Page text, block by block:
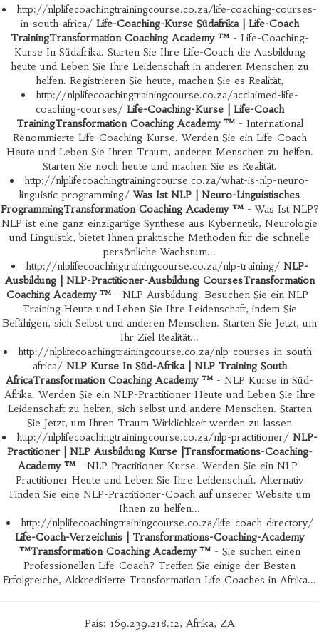
http://nlplifecoachingtrainingcourse.co.za/life-coaching-courses-
in-south-africa/ Life-Coaching-Kurse Südafrika | Life-Coach
TrainingTransformation Coaching Academy ™- Life-Coaching-
Kurse In Südafrika. Starten Sie Ihre Life-Coach die Ausbildung
heute und Leben Sie Ihre Leidenschaft in anderen Menschen zu
helfen. Registrieren Sie heute, machen Sie es Realität,
http://nlplifecoachingtrainingcourse.co.za/acclaimed-life-
coaching-courses/ Life-Coaching-Kurse | Life-Coach
TrainingTransformation Coaching Academy ™- International
Renommierte Life-Coaching-Kurse. Werden Sie ein Life-Coach
Heute und Leben Sie Ihren Traum, anderen Menschen zu helfen.
Starten Sie noch heute und machen Sie es Realität.
http://nlplifecoachingtrainingcourse.co.za/what-is-nlp-neuro-
linguistic-programming/ Was Ist NLP | Neuro-Linguistisches
ProgrammingTransformation Coaching Academy ™- Was Ist NLP?
NLP ist eine ganz einzigartige Synthese aus Kybernetik, Neurologie
und Linguistik, bietet Ihnen praktische Methoden für die schnelle
persönliche Wachstum...
http://nlplifecoachingtrainingcourse.co.za/nlp-training/ NLP-
Ausbildung | NLP-Practitioner-Ausbildung CoursesTransformation
Coaching Academy ™ - NLP Ausbildung. Besuchen Sie ein NLP-
Training Heute und Leben Sie Ihre Leidenschaft, indem Sie
Befähigen, sich Selbst und anderen Menschen. Starten Sie Jetzt, um
Ihr Ziel Realität...
http://nlplifecoachingtrainingcourse.co.za/nlp-courses-in-south-
africa/ NLP Kurse In Süd-Afrika | NLP Training South
AfricaTransformation Coaching Academy ™ - NLP Kurse in Süd-
Afrika. Werden Sie ein NLP-Practitioner Heute und Leben Sie Ihre
Leidenschaft zu helfen, sich selbst und andere Menschen. Starten
Sie Jetzt, um Ihren Traum Wirklichkeit werden zu lassen
http://nlplifecoachingtrainingcourse.co.za/nlp-practitioner/ NLP-
Practitioner | NLP Ausbildung Kurse |Transformations-Coaching-
Academy ™- NLP Practitioner Kurse. Werden Sie ein NLP-
Practitioner Heute und Leben Sie Ihre Leidenschaft. Alternativ
Finden Sie eine NLP-Practitioner-Coach auf unserer Website um
Ihnen zu helfen...
http://nlplifecoachingtrainingcourse.co.za/life-coach-directory/
Life-Coach-Verzeichnis | Transformations-Coaching-Academy
™Transformation Coaching Academy ™- Sie suchen einen
Professionellen Life-Coach? Treffen Sie einige der Besten
Erfolgreiche, Akkreditierte Transformation Life Coaches in Afrika...
País: 169.239.218.12, Afrika, ZA